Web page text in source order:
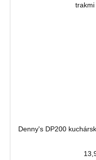
Denny's DP200